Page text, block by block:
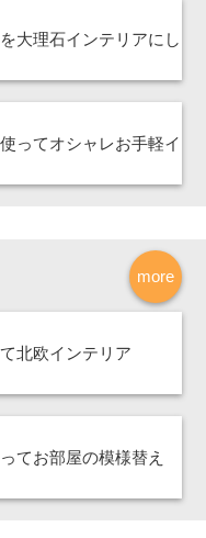
大理石インテリアにし
ってオシャレお手軽イ
more
北欧インテリア
てお部屋の模様替え